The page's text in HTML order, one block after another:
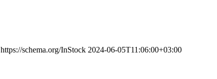
https://schema.org/InStock 2024-06-05T11:06:00+03:00